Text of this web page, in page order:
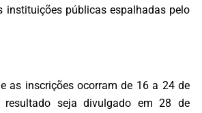
instituições públicas espalhadas pelo
as inscrições ocorram de 16 a 24 de
seja divulgado em 28 de